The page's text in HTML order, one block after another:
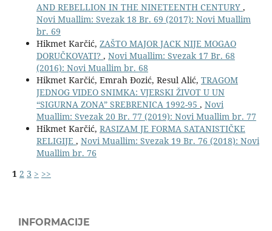
AND REBELLION IN THE NINETEENTH CENTURY ,
Novi Muallim: Svezak 18 Br. 69 (2017): Novi Muallim
br. 69
Hikmet Karčić, ZAŠTO MAJOR JACK NIJE MOGAO
DORUČKOVATI? , Novi Muallim: Svezak 17 Br. 68
(2016): Novi Muallim br. 68
Hikmet Karčić, Emrah Đozić, Resul Alić, TRAGOM
JEDNOG VIDEO SNIMKA: VJERSKI ŽIVOT U UN
“SIGURNA ZONA” SREBRENICA 1992-95 , Novi
Muallim: Svezak 20 Br. 77 (2019): Novi Muallim br. 77
Hikmet Karčić, RASIZAM JE FORMA SATANISTIČKE
RELIGIJE , Novi Muallim: Svezak 19 Br. 76 (2018): Novi
Muallim br. 76
1 2 3 > >>
INFORMACIJE